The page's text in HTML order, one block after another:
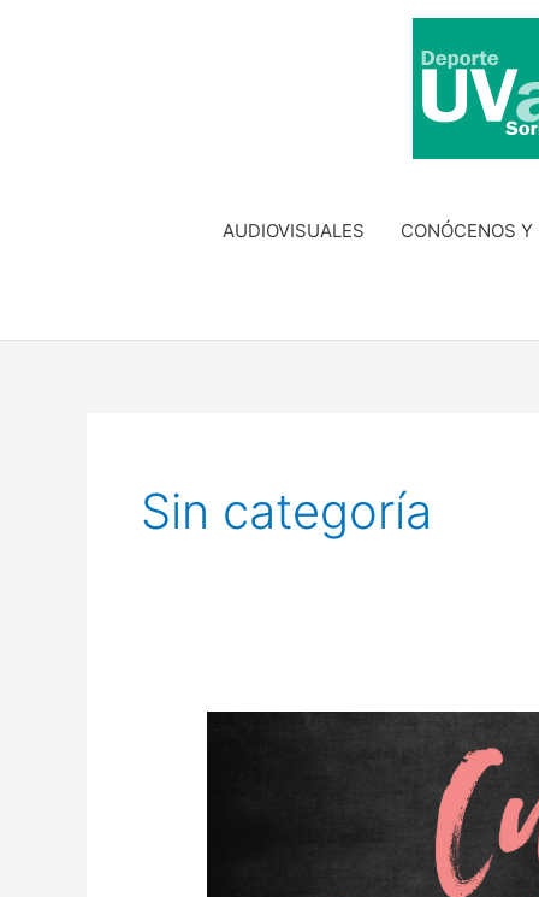
AUDIOVISUALES CONÓCENOS
Sin categoría